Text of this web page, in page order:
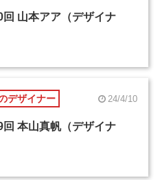
回 山本アア（デザイナ
デザイナー 24/4/10
回 本山真帆（デザイナ